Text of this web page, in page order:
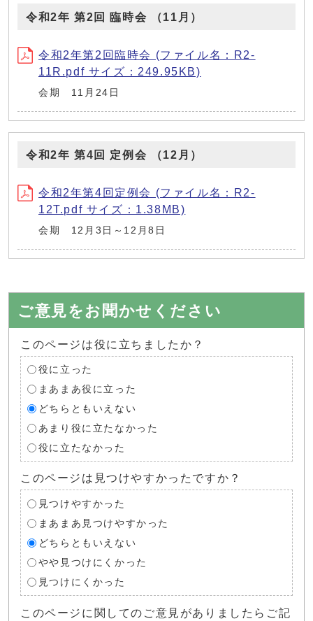
令和2年 第2回 臨時会 （11月）
令和2年第2回臨時会 (ファイル名：R2-
11R.pdf サイズ：249.95KB)
会期 11月24日
令和2年 第4回 定例会 （12月）
令和2年第4回定例会 (ファイル名：R2-
12T.pdf サイズ：1.38MB)
会期 12月3日～12月8日
ご意見をお聞かせください
このページは役に立ちましたか？
役に立った
まあまあ役に立った
どちらともいえない
あまり役に立たなかった
役に立たなかった
このページは見つけやすかったですか？
見つけやすかった
まあまあ見つけやすかった
どちらともいえない
やや見つけにくかった
見つけにくかった
このページに関してのご意見がありましたらご記